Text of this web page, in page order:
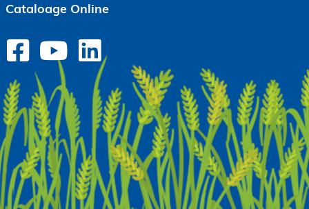
Cataloage Online